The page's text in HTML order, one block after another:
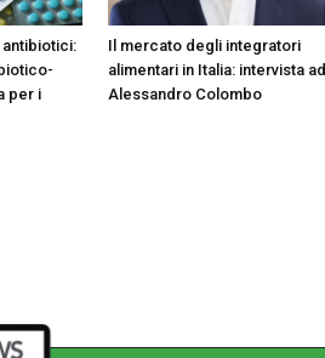
antibiotici:
per i
Il mercato degli integratori
alimentari in Italia: intervista ad
Alessandro Colombo